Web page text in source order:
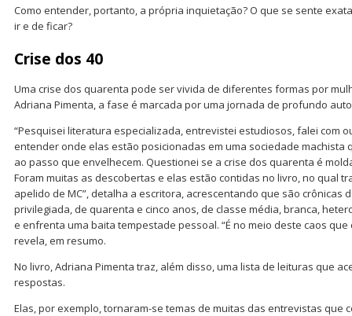
Como entender, portanto, a própria inquietação? O que se sente
ir e de ficar?
Crise dos 40
Uma crise dos quarenta pode ser vivida de diferentes formas por
Adriana Pimenta, a fase é marcada por uma jornada de profundo
“Pesquisei literatura especializada, entrevistei estudiosos, falei com
entender onde elas estão posicionadas em uma sociedade machista
ao passo que envelhecem. Questionei se a crise dos quarenta é
Foram muitas as descobertas e elas estão contidas no livro, no qual
apelido de MC”, detalha a escritora, acrescentando que são crônicas
privilegiada, de quarenta e cinco anos, de classe média, branca,
e enfrenta uma baita tempestade pessoal. “É no meio deste caos
revela, em resumo.
No livro, Adriana Pimenta traz, além disso, uma lista de leituras que
respostas.
Elas, por exemplo, tornaram-se temas de muitas das entrevistas que